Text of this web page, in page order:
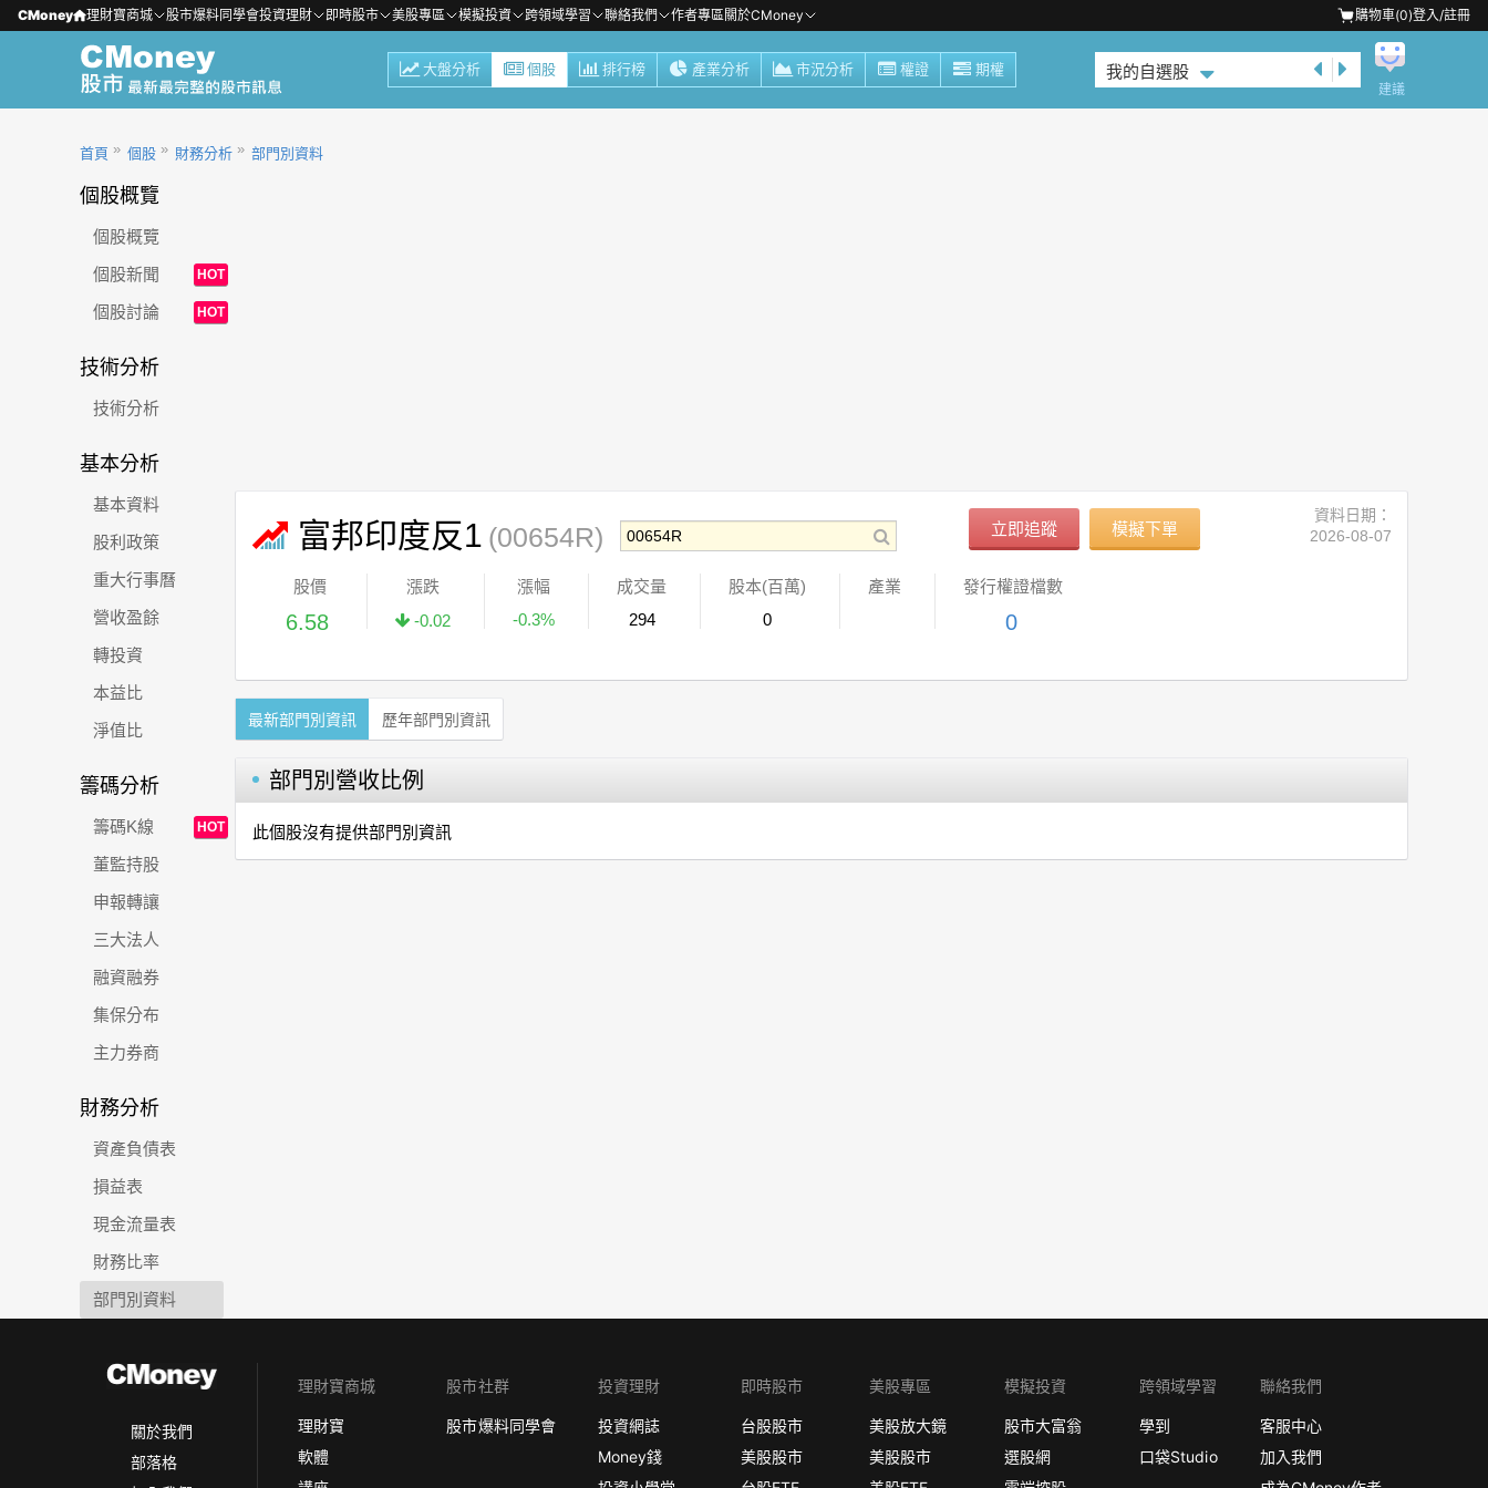
CMoney 理財寶商城 股市爆料同學會投資理財 即時股市 美股專區 模擬投資 跨領域學習 聯絡我們 作者專區關於CMoney 購物車(0)登入/註冊
大盤分析 個股 排行榜 產業分析 市況分析 權證 期權 我的自選股
建議
首頁 個股 財務分析 部門別資料
個股概覽
個股概覽
個股新聞
HOT
個股討論 HOT
技術分析
技術分析
基本分析
基本資料
股利政策
重大行事曆
營收盈餘
轉投資
本益比
淨值比
籌碼分析
籌碼K線 HOT
董監持股
申報轉讓
三大法人
融資融券
集保分布
主力券商
財務分析
資產負債表
損益表
現金流量表
財務比率
部門別資料
富邦印度反1 (00654R) 立即追蹤 模擬下單
資料日期：
2026-08-07
股價
6.58
漲跌
-0.02
漲幅
-0.3%
成交量
294
股本(百萬)
0
產業 發行權證檔數
0
最新部門別資訊 歷年部門別資訊
部門別營收比例
此個股沒有提供部門別資訊
關於我們
部落格
理財寶商城
理財寶
軟體
股市社群
股市爆料同學會
投資理財
投資網誌
Money錢
即時股市
台股股市
美股股市
美股專區
美股放大鏡
美股股市
模擬投資
股市大富翁
選股網
跨領域學習
學到
口袋Studio
聯絡我們
客服中心
加入我們